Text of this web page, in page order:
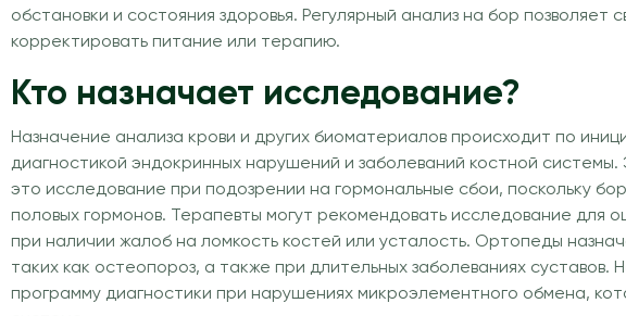
обстановки и состояния здоровья. Регулярный анализ на бор позволяет
корректировать питание или терапию.
Кто назначает исследование?
Назначение анализа крови и других биоматериалов происходит по
диагностикой эндокринных нарушений и заболеваний костной
это исследование при подозрении на гормональные сбои, поскольку
половых гормонов. Терапевты могут рекомендовать исследование для
при наличии жалоб на ломкость костей или усталость. Ортопеды
таких как остеопороз, а также при длительных заболеваниях суставов.
программу диагностики при нарушениях микроэлементного обмена,